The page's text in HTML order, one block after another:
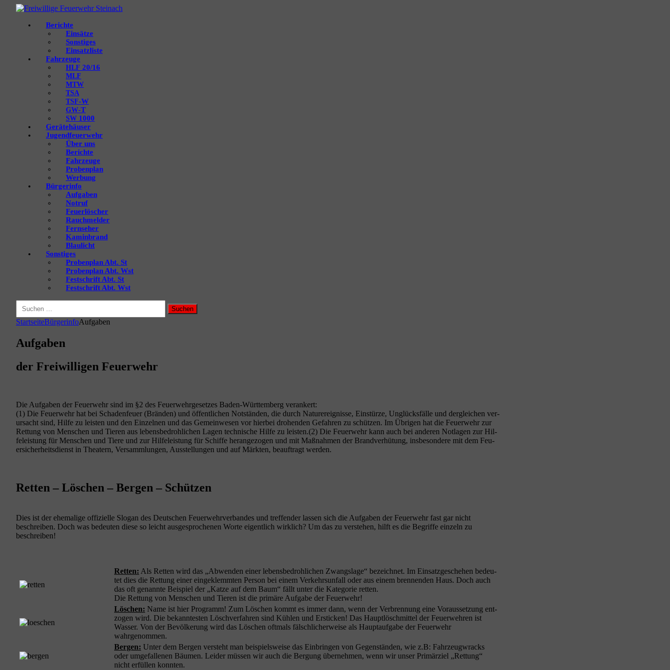
Berichte
Einsätze
Sonstiges
Einsatzliste
Fahrzeuge
HLF 20/16
MLF
MTW
TSA
TSF‑W
GW‑T
SW 1000
Gerätehäuser
Jugendfeuerwehr
Über uns
Berichte
Fahrzeuge
Probenplan
Werbung
Bürgerinfo
Aufgaben
Notruf
Feuerlöscher
Rauchmelder
Fernseher
Kaminbrand
Blaulicht
Sonstiges
Probenplan Abt. St
Probenplan Abt. Wst
Festschrift Abt. St
Festschrift Abt. Wst
nach:
StartseiteBürgerinfoAufgaben
Aufgaben
der Freiwilligen Feuerwehr
Die Auf­ga­ben der Feu­er­wehr sind im §2 des Feu­er­wehr­ge­set­zes Baden-Würt­tem­berg verankert:
(1) Die Feu­er­wehr hat bei Scha­den­feu­er (Brän­den) und öffent­li­chen Not­stän­den, die durch Natur­er­eig­nis­se, Ein­stür­ze, Unglücks­fäl­le und der­glei­chen ver­
ur­sacht sind, Hil­fe zu leis­ten und den Ein­zel­nen und das Gemein­we­sen vor hier­bei dro­hen­den Gefah­ren zu schüt­zen. Im Übri­gen hat die Feu­er­wehr zur
Ret­tung von Men­schen und Tie­ren aus lebens­be­droh­li­chen Lagen tech­ni­sche Hil­fe zu leisten.(2) Die Feu­er­wehr kann auch bei ande­ren Not­la­gen zur Hil­
fe­leis­tung für Men­schen und Tie­re und zur Hil­fe­leis­tung für Schif­fe her­an­ge­zo­gen und mit Maß­nah­men der Brand­ver­hü­tung, ins­be­son­de­re mit dem Feu­
er­si­cher­heits­dienst in Thea­tern, Ver­samm­lun­gen, Aus­stel­lun­gen und auf Märk­ten, beauf­tragt werden.
Retten – Löschen – Bergen – Schützen
Dies ist der ehe­ma­li­ge offi­zi­el­le Slo­gan des Deut­schen Feu­er­wehr­ver­ban­des und tref­fen­der las­sen sich die Auf­ga­ben der Feu­er­wehr fast gar nicht
beschrei­ben. Doch was bedeu­ten die­se so leicht aus­ge­spro­che­nen Wor­te eigent­lich wirk­lich? Um das zu ver­ste­hen, hilft es die Begrif­fe ein­zeln zu
beschreiben!
Ret­ten: Als Ret­ten wird das „Abwen­den einer lebens­be­droh­li­chen Zwangs­la­ge“ bezeich­net. Im Ein­satz­ge­sche­hen bedeu­
tet dies die Ret­tung einer ein­ge­klemm­ten Per­son bei einem Ver­kehrs­un­fall oder aus einem bren­nen­den Haus. Doch auch
das oft genann­te Bei­spiel der „Kat­ze auf dem Baum“ fällt unter die Kate­go­rie retten.
Die Ret­tung von Men­schen und Tie­ren ist die pri­mä­re Auf­ga­be der Feuerwehr!
Löschen: Name ist hier Pro­gramm! Zum Löschen kommt es immer dann, wenn der Ver­bren­nung eine Vor­aus­set­zung ent­
zo­gen wird. Die bekann­tes­ten Lösch­ver­fah­ren sind Küh­len und Ersti­cken! Das Haupt­lösch­mit­tel der Feu­er­weh­ren ist
Was­ser. Von der Bevöl­ke­rung wird das Löschen oft­mals fälsch­li­cher­wei­se als Haupt­auf­ga­be der Feu­er­wehr
wahrgenommen.
Ber­gen: Unter dem Ber­gen ver­steht man bei­spiels­wei­se das Ein­brin­gen von Gegen­stän­den, wie z.B: Fahr­zeug­wracks
oder umge­fal­le­nen Bäu­men. Lei­der müs­sen wir auch die Ber­gung über­neh­men, wenn wir unser Pri­mär­ziel „Ret­tung“
nicht erfül­len konnten.